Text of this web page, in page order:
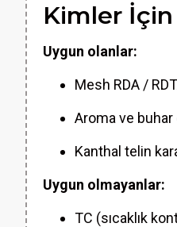
Kimler
Uygun olanlar:
Mesh RDA /
Aroma ve
Kanthal telin
Uygun olmayanlar:
TC (sıcaklık